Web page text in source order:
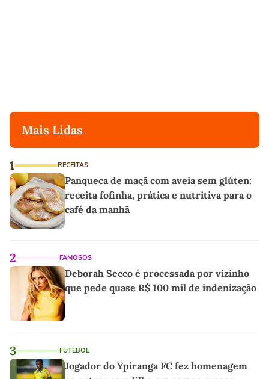
Mais Lidas
1 RECEITAS
Panqueca de maçã com aveia sem glúten:
receita fofinha, prática e nutritiva para o
café da manhã
2 FAMOSOS
Deborah Secco é processada por vizinho
que pede quase R$ 100 mil de indenização
3 FUTEBOL
Jogador do Ypiranga FC fez homenagem